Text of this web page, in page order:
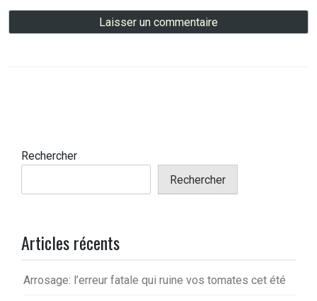
Rechercher
Rechercher
Articles récents
Arrosage: l’erreur fatale qui ruine vos tomates cet été